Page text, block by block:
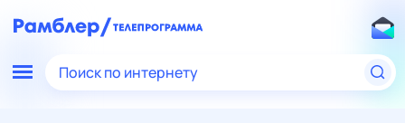
Поиск по интернету